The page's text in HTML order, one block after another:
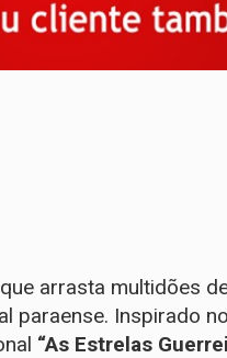
arrasta multidões
paraense. Inspirado
“As Estrelas